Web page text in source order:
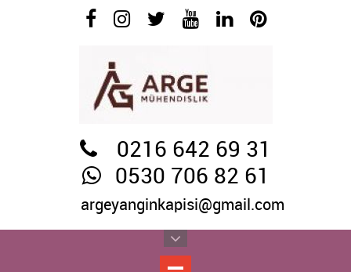
0216 642 69 31
0530 706 82 61
argeyanginkapisi@gmail.com